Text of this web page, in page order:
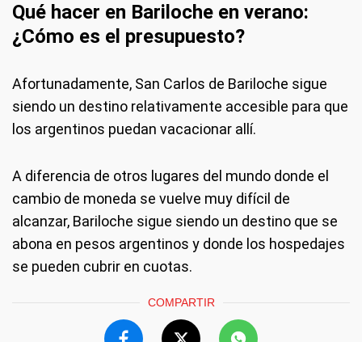
Qué hacer en Bariloche en verano:
¿Cómo es el presupuesto?
Afortunadamente, San Carlos de Bariloche sigue
siendo un destino relativamente accesible para que
los argentinos puedan vacacionar allí.
A diferencia de otros lugares del mundo donde el
cambio de moneda se vuelve muy difícil de
alcanzar, Bariloche sigue siendo un destino que se
abona en pesos argentinos y donde los hospedajes
se pueden cubrir en cuotas.
COMPARTIR